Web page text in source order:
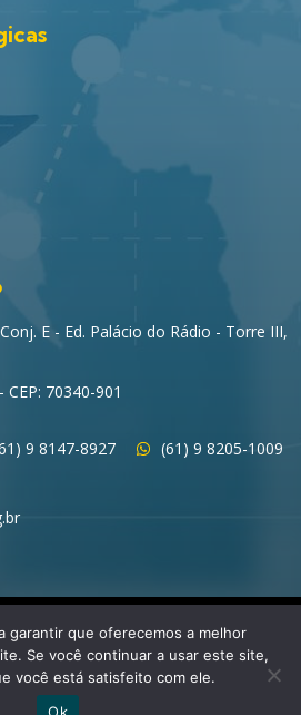
E - Ed. Palácio do Rádio - Torre III,
70340-901
9 8147-8927 (61) 9 8205-1009
garantir que oferecemos a melhor
Se você continuar a usar este site,
você está satisfeito com ele.
Ok